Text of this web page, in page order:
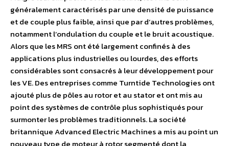
généralement caractérisés par une densité de puissance
et de couple plus faible, ainsi que par d’autres problèmes,
notamment l’ondulation du couple et le bruit acoustique.
Alors que les MRS ont été largement confinés à des
applications plus industrielles ou lourdes, des efforts
considérables sont consacrés à leur développement pour
les VE. Des entreprises comme Turntide Technologies ont
ajouté plus de pôles au rotor et au stator et ont mis au
point des systèmes de contrôle plus sophistiqués pour
surmonter les problèmes traditionnels. La société
britannique Advanced Electric Machines a mis au point un